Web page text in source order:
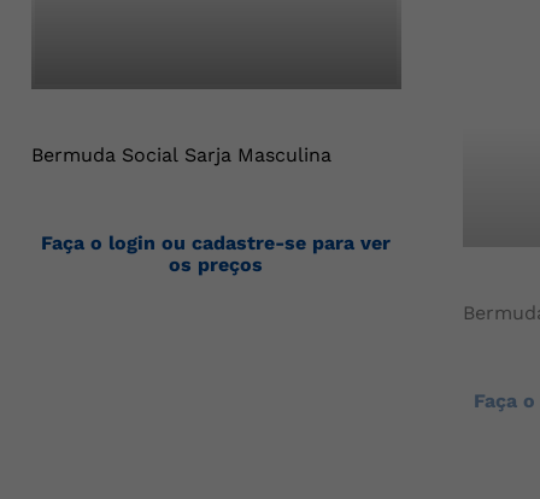
Bermuda Social Sarja Masculina
Faça o login ou cadastre-se para ver
os preços
Faça